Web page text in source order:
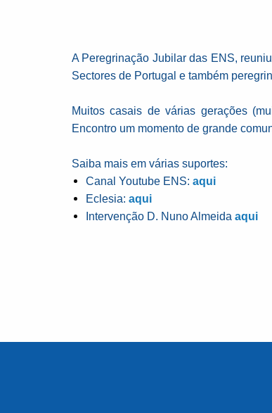
A Peregrinação Jubilar das ENS,
Sectores de Portugal e também
Muitos casais de várias gerações
Encontro um momento de grande
Saiba mais em várias suportes:
Canal Youtube ENS: aqui
Eclesia: aqui
Intervenção D. Nuno Almeida aqui